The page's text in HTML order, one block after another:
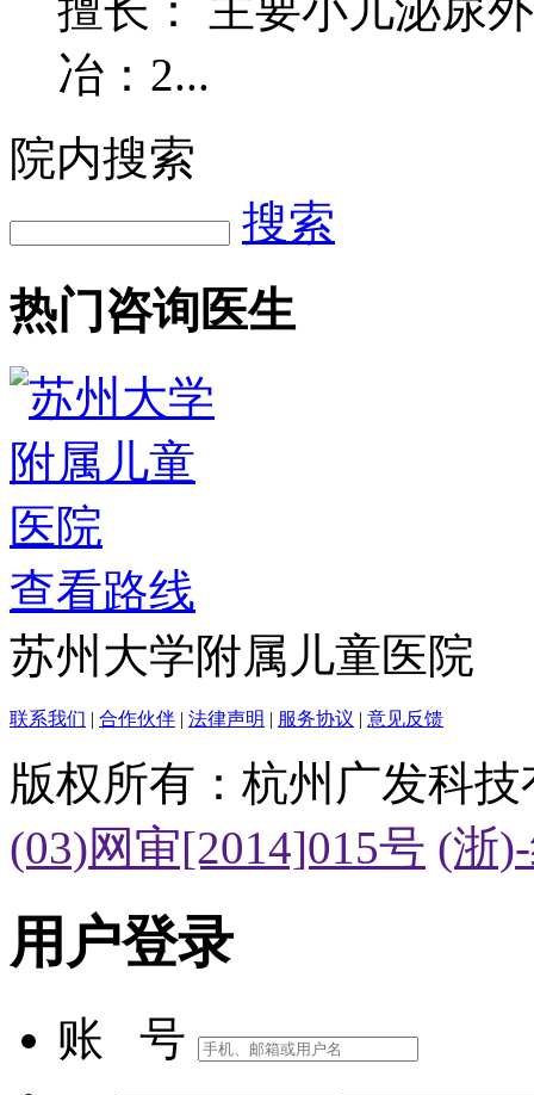
擅长： 主要小儿泌尿
冶：2...
院内搜索
搜索
热门咨询医生
查看路线
苏州大学附属儿童医院
联系我们 | 合作伙伴 | 法律声明 | 服务协议 | 意见反馈
版权所有：杭州广发科
(03)网审[2014]015号 (浙
用户登录
账 号